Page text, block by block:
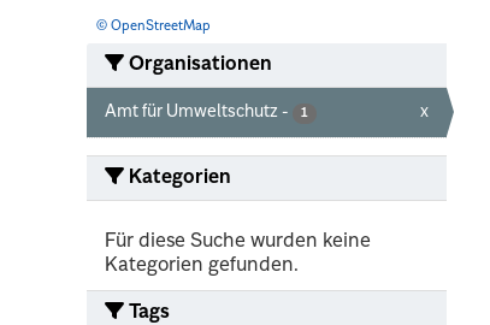
© OpenStreetMap
Organisationen
Amt für Umweltschutz - 1 x
Kategorien
Für diese Suche wurden keine
Kategorien gefunden.
Tags